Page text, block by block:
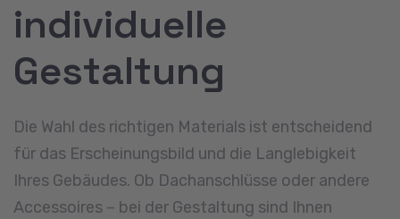
individuelle
Gestaltung
Die Wahl des richtigen Materials ist entscheidend
für das Erscheinungsbild und die Langlebigkeit
Ihres Gebäudes. Ob Dachanschlüsse oder andere
Accessoires – bei der Gestaltung sind Ihnen